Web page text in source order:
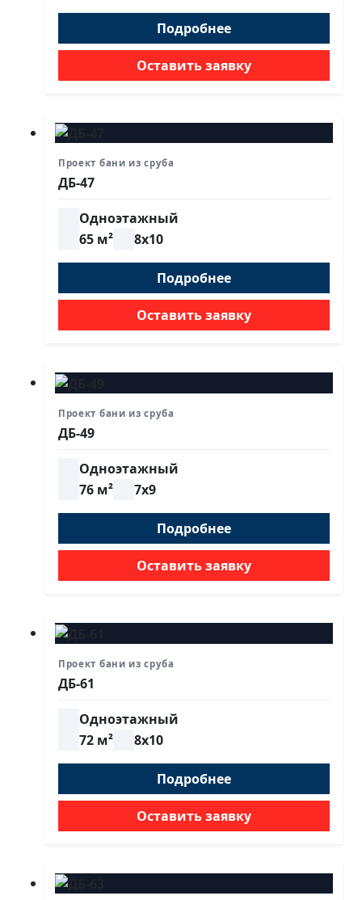
Подробнее
Оставить заявку
Проект бани из сруба
ДБ-47
Одноэтажный
65 м²
8х10
Подробнее
Оставить заявку
Проект бани из сруба
ДБ-49
Одноэтажный
76 м²
7х9
Подробнее
Оставить заявку
Проект бани из сруба
ДБ-61
Одноэтажный
72 м²
8х10
Подробнее
Оставить заявку